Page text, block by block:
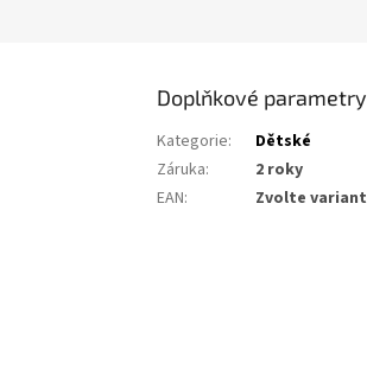
Doplňkové parametry
Kategorie:
Dětské
Záruka:
2 roky
EAN: Zvolte